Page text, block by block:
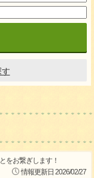
をお繋ぎします！
情報更新日 2026/02/27